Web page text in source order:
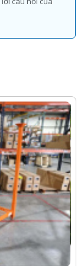
App mà vẫn
bật những
đôi vi xử lí